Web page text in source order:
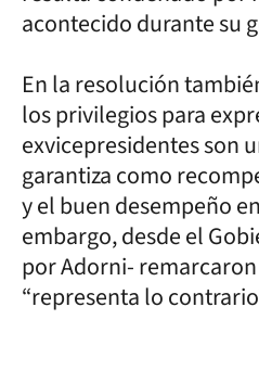
acontecido durante su
En la resolución
los privilegios para
exvicepresidentes son
garantiza como
y el buen desempeño
embargo, desde el
por Adorni-
“representa lo